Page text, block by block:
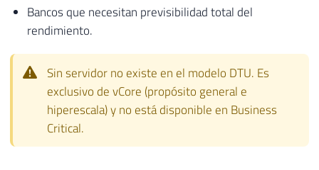
Bancos que necesitan previsibilidad total del
rendimiento.
Sin servidor no existe en el modelo DTU. Es
exclusivo de vCore (propósito general e
hiperescala) y no está disponible en Business
Critical.